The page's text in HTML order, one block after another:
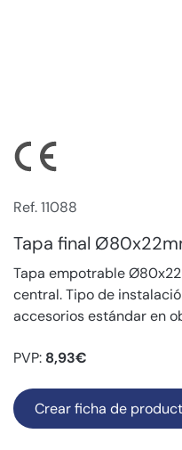
Ref. 11088
Tapa final
Tapa empotrable
central. Tipo de
accesorios estándar en
PVP: 8,93€
Crear ficha de